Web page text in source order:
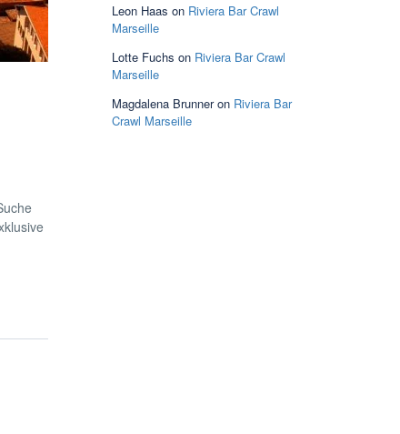
Leon Haas on Riviera Bar Crawl
Marseille
Lotte Fuchs on Riviera Bar Crawl
Marseille
Magdalena Brunneron Riviera Bar
Crawl Marseille